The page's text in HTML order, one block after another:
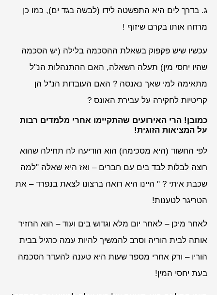
ג. בדרך לים היא התפשטה לידו (לבשה בגד ים), כמו כן
מרחה אותו בקרם שיזוף !
עכשיו שיש פקפוק בשאלת ההסכמה בלילה (יש הסכמה
שהיו יחסי מין) תעלה השאלה, האם ההתנהלות הנ"ל
מתאימה למי שאך נאנסה ? האם העובדות הנ"ל הן
קריטיות לחקירה על עבירת האונס ?
כמובן! הרי האירועים שהתקיימו אחרי מלמדים רבות
על המציאות הזוגית!
לפי החשוד (היא מסכימה) הוא הודיעה לה תחילה שהוא
רוצה לבלות לבד בים עם חברים – ואז היא שאלה "למה
שכבת איתי ? " היינו היא רואה ברצונו לצאת בנפרד – את
הטריגר לטענות!
לאחר מיכן – לאחר יום מלא וגדוש בים ועוד – הוא החזיר
אותה לבית הוריה וסרב להמשיך להיות עמה כרגיל בבית
הוריו – ורק אחרי מספר שעות היא טענה להעדר הסכמה
בעת יחסי המין!